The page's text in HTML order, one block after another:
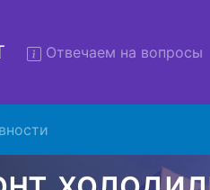
Отвечаем на вопросы
с вывозом -
службы, наш мастер